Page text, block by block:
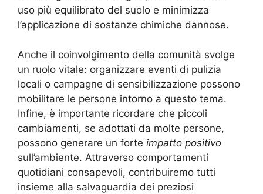
uso più equilibrato del suolo e minimizza
l’applicazione di sostanze chimiche dannose.
Anche il coinvolgimento della comunità svolge
un ruolo vitale: organizzare eventi di pulizia
locali o campagne di sensibilizzazione possono
mobilitare le persone intorno a questo tema.
Infine, è importante ricordare che piccoli
cambiamenti, se adottati da molte persone,
possono generare un forte impatto positivo
sull’ambiente. Attraverso comportamenti
quotidiani consapevoli, contribuiremo tutti
insieme alla salvaguardia dei preziosi